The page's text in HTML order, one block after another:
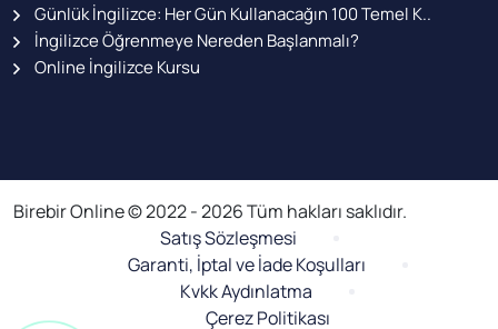
Günlük İngilizce: Her Gün Kullanacağın 100 Temel K..
İngilizce Öğrenmeye Nereden Başlanmalı?
Online İngilizce Kursu
Birebir Online © 2022 - 2026 Tüm hakları saklıdır.
Satış Sözleşmesi
Garanti, İptal ve İade Koşulları
Kvkk Aydınlatma
Çerez Politikası